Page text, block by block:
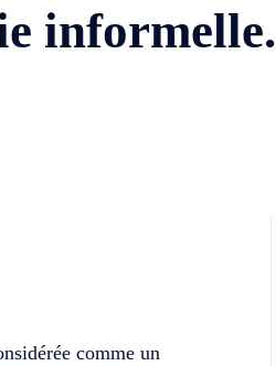
informelle.
comme un